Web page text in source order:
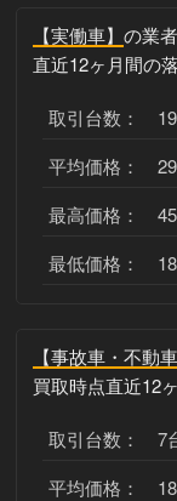
【実働車】 の業
直近12ヶ月間の
取引台数：
平均価格：
最高価格：
最低価格：
【事故車・不動車
買取時点直近12
取引台数： 7
平均価格：